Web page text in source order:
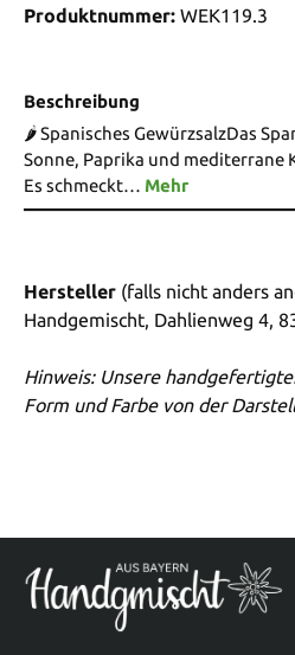
Produktnummer: WEK119.3
Beschreibung
🌶️ Spanisches GewürzsalzDas
Sonne, Paprika und mediterrane
Es schmeckt… Mehr
Hersteller (falls nicht anders
Handgemischt, Dahlienweg 4,
Hinweis: Unsere
Form und Farbe von der